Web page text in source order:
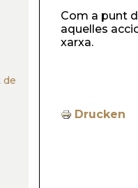
de
Com a punt
aquelles
xarxa.
Drucken